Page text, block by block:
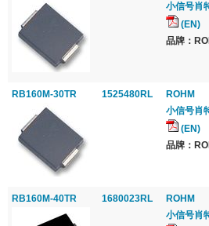
小信号肖
(EN)
品牌：
RB160M-30TR 1525480RL
ROHM
小信号肖
(EN)
品牌：
RB160M-40TR 1680023RL
ROHM
小信号肖